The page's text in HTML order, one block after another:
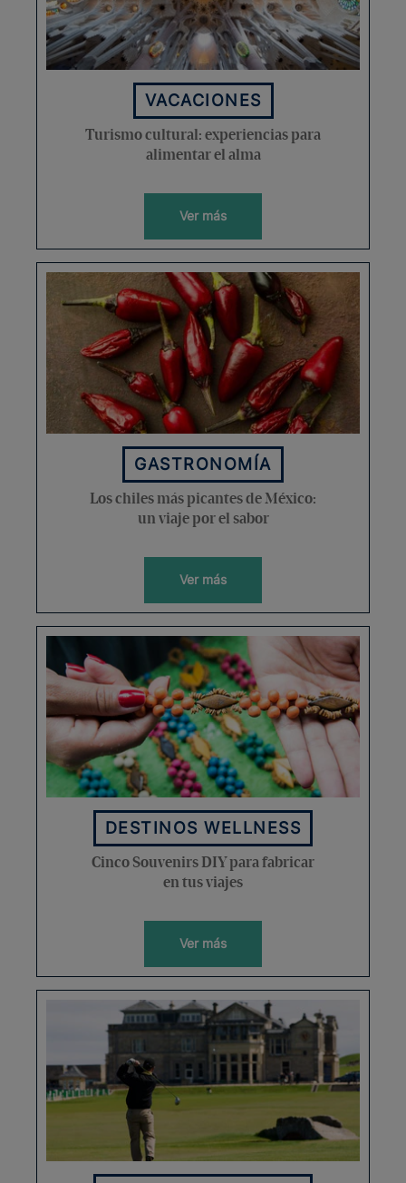
VACACIONES
Turismo cultural: experiencias para
alimentar el alma
Ver más
GASTRONOMÍA
Los chiles más picantes de México:
un viaje por el sabor
Ver más
DESTINOS WELLNESS
Cinco Souvenirs DIY para fabricar
en tus viajes
Ver más